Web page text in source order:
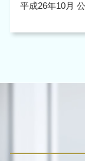
平成26年10月